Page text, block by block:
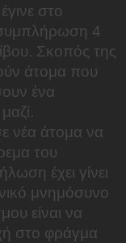
στο
4
Σκοπός της
άτομα που
ένα
νέα άτομα να
του
έχει γίνει
μνημόσυνο
είναι να
στο φράγμα